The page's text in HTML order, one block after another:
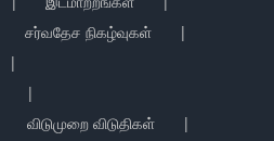
சர்வதேச நிகழ்வுகள்
விடுமுறை விடுதிகள்